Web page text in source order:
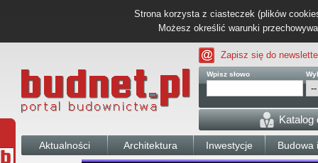
Strona korzysta z ciasteczek (plików
Możesz określić warunki
Zapisz się do
Wpisz słowo
Katalog
Aktualności Architektura Inwestycje Budowa